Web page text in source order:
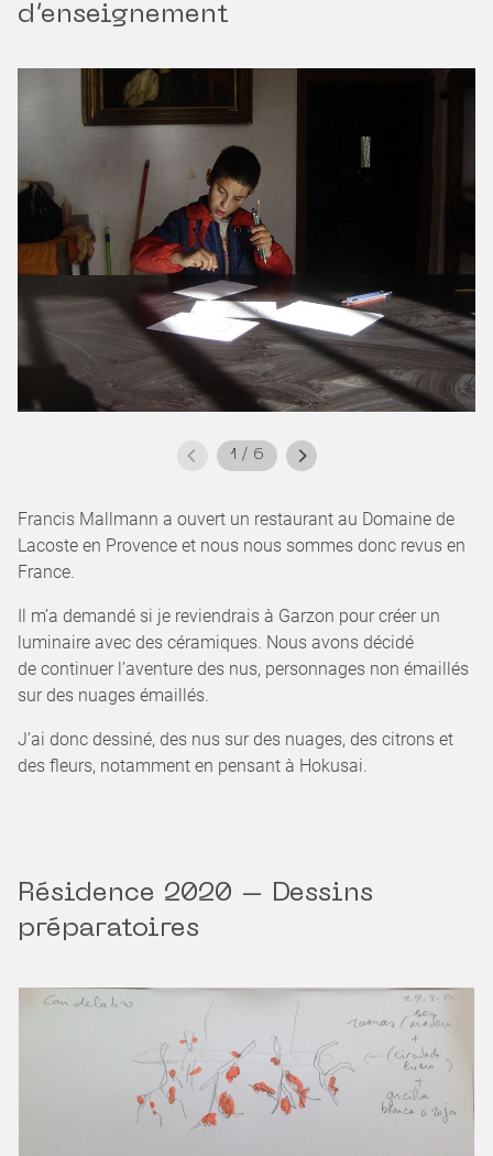
d’enseignement
1 / 6
Francis Mallmann a ouvert un restaurant au Domaine de
Lacoste en Provence et nous nous sommes donc revus en
France.
Il m’a demandé si je reviendrais à Garzon pour créer un
luminaire avec des céramiques. Nous avons décidé
de continuer l’aventure des nus, personnages non émaillés
sur des nuages émaillés.
J’ai donc dessiné, des nus sur des nuages, des citrons et
des fleurs, notamment en pensant à Hokusai.
Résidence 2020 – Dessins
préparatoires